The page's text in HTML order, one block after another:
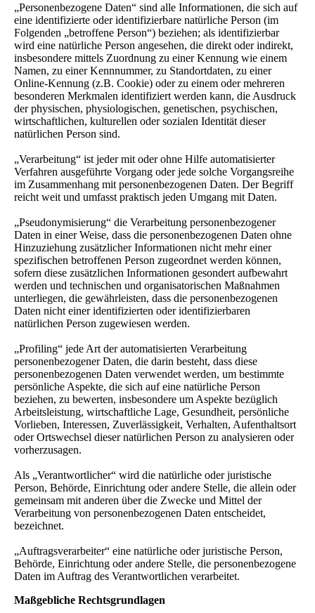
„Personenbezogene Daten“ sind alle Informationen, die sich auf
eine identifizierte oder identifizierbare natürliche Person (im
Folgenden „betroffene Person“) beziehen; als identifizierbar
wird eine natürliche Person angesehen, die direkt oder indirekt,
insbesondere mittels Zuordnung zu einer Kennung wie einem
Namen, zu einer Kennnummer, zu Standortdaten, zu einer
Online-Kennung (z.B. Cookie) oder zu einem oder mehreren
besonderen Merkmalen identifiziert werden kann, die Ausdruck
der physischen, physiologischen, genetischen, psychischen,
wirtschaftlichen, kulturellen oder sozialen Identität dieser
natürlichen Person sind.
„Verarbeitung“ ist jeder mit oder ohne Hilfe automatisierter
Verfahren ausgeführte Vorgang oder jede solche Vorgangsreihe
im Zusammenhang mit personenbezogenen Daten. Der Begriff
reicht weit und umfasst praktisch jeden Umgang mit Daten.
„Pseudonymisierung“ die Verarbeitung personenbezogener
Daten in einer Weise, dass die personenbezogenen Daten ohne
Hinzuziehung zusätzlicher Informationen nicht mehr einer
spezifischen betroffenen Person zugeordnet werden können,
sofern diese zusätzlichen Informationen gesondert aufbewahrt
werden und technischen und organisatorischen Maßnahmen
unterliegen, die gewährleisten, dass die personenbezogenen
Daten nicht einer identifizierten oder identifizierbaren
natürlichen Person zugewiesen werden.
„Profiling“ jede Art der automatisierten Verarbeitung
personenbezogener Daten, die darin besteht, dass diese
personenbezogenen Daten verwendet werden, um bestimmte
persönliche Aspekte, die sich auf eine natürliche Person
beziehen, zu bewerten, insbesondere um Aspekte bezüglich
Arbeitsleistung, wirtschaftliche Lage, Gesundheit, persönliche
Vorlieben, Interessen, Zuverlässigkeit, Verhalten, Aufenthaltsort
oder Ortswechsel dieser natürlichen Person zu analysieren oder
vorherzusagen.
Als „Verantwortlicher“ wird die natürliche oder juristische
Person, Behörde, Einrichtung oder andere Stelle, die allein oder
gemeinsam mit anderen über die Zwecke und Mittel der
Verarbeitung von personenbezogenen Daten entscheidet,
bezeichnet.
„Auftragsverarbeiter“ eine natürliche oder juristische Person,
Behörde, Einrichtung oder andere Stelle, die personenbezogene
Daten im Auftrag des Verantwortlichen verarbeitet.
Maßgebliche Rechtsgrundlagen